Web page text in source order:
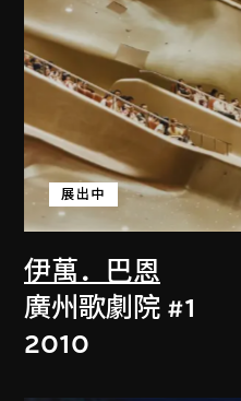
伊萬．巴恩
展出中
廣州歌劇院 #1
2010